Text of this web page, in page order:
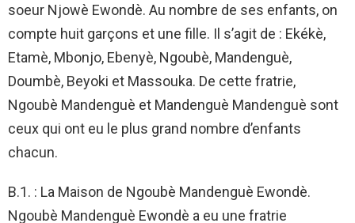
soeur Njowè Ewondè. Au nombre de ses enfants, on
compte huit garçons et une fille. Il s’agit de : Ekékè,
Etamè, Mbonjo, Ebenyè, Ngoubè, Mandenguè,
Doumbè, Beyoki et Massouka. De cette fratrie,
Ngoubè Mandenguè et Mandenguè Mandenguè sont
ceux qui ont eu le plus grand nombre d’enfants
chacun.
B.1. : La Maison de Ngoubè Mandenguè Ewondè.
Ngoubè Mandenguè Ewondè a eu une fratrie